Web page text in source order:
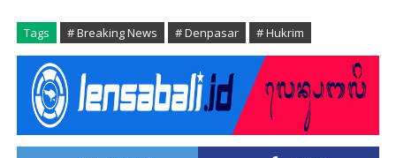
Tags # Breaking News # Denpasar # Hukrim